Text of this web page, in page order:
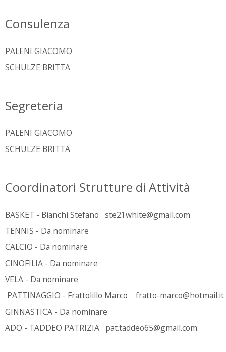
Consulenza
PALENI GIACOMO
SCHULZE BRITTA
Segreteria
PALENI GIACOMO
SCHULZE BRITTA
Coordinatori Strutture di Attività
BASKET - Bianchi Stefano ste21white@gmail.com
TENNIS - Da nominare
CALCIO - Da nominare
CINOFILIA - Da nominare
VELA - Da nominare
PATTINAGGIO - Frattolillo Marco fratto-marco@hotmail.it
GINNASTICA - Da nominare
ADO - TADDEO PATRIZIA pat.taddeo65@gmail.com